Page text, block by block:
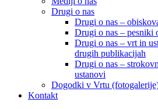
Drugi o nas
Drugi o nas –
Drugi o nas – pesniki
Drugi o nas – vrt in
drugih publikacijah
Drugi o nas –
ustanovi
Dogodki v Vrtu
Kontakt